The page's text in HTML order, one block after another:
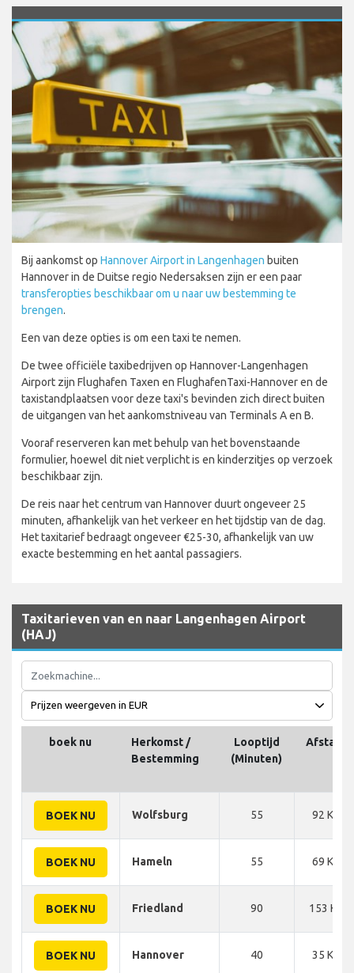
Bij aankomst op Hannover Airport in Langenhagen buiten
Hannover in de Duitse regio Nedersaksen zijn er een paar
transferopties beschikbaar om u naar uw bestemming te
brengen.
Een van deze opties is om een taxi te nemen.
De twee officiële taxibedrijven op Hannover-Langenhagen
Airport zijn Flughafen Taxen en FlughafenTaxi-Hannover en de
taxistandplaatsen voor deze taxi's bevinden zich direct buiten
de uitgangen van het aankomstniveau van Terminals A en B.
Vooraf reserveren kan met behulp van het bovenstaande
formulier, hoewel dit niet verplicht is en kinderzitjes op verzoek
beschikbaar zijn.
De reis naar het centrum van Hannover duurt ongeveer 25
minuten, afhankelijk van het verkeer en het tijdstip van de dag.
Het taxitarief bedraagt ongeveer €25-30, afhankelijk van uw
exacte bestemming en het aantal passagiers.
Taxitarieven van en naar Langenhagen Airport
(HAJ)
boek nu
Herkomst /
Bestemming
Looptijd
(Minuten)
Afstand
BOEK NU Wolfsburg 55 92 KM
BOEK NU Hameln 55 69 KM
BOEK NU Friedland 90 153 KM
BOEK NU Hannover 40 35 KM